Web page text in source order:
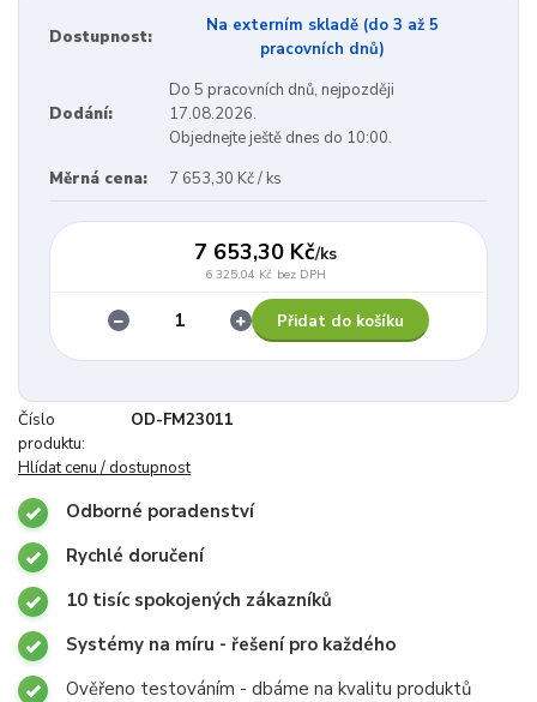
Dostupnost:
Na externím skladě (do 3 až 5
pracovních dnů)
Dodání:
Do 5 pracovních dnů, nejpozději
17.08.2026.
Objednejte ještě dnes do 10:00.
Měrná cena:
7 653,30 Kč / ks
7 653,30 Kč/ks
6 325,04 Kč bez DPH
Přidat do košíku
Číslo
produktu:
OD-FM23011
Hlídat cenu / dostupnost
Odborné poradenství
Rychlé doručení
10 tisíc spokojených zákazníků
Systémy na míru - řešení pro každého
Ověřeno testováním - dbáme na kvalitu produktů